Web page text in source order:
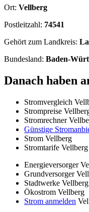
Ort: Vellberg
Postleitzahl: 74541
Gehört zum Landkreis:
Bundesland: Baden-
Danach haben
Stromvergleich
Strompreise
Stromrechner
Günstige
Strom Vellberg
Stromtarife Vellberg
Energieversorger
Grundversorger
Stadtwerke Vellberg
Ökostrom Vellberg
Strom anmelden